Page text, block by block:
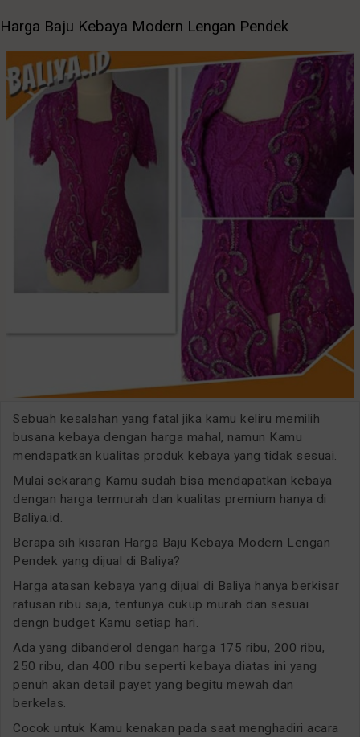
Harga Baju Kebaya Modern Lengan Pendek
Sebuah kesalahan yang fatal jika kamu keliru memilih
busana kebaya dengan harga mahal, namun Kamu
mendapatkan kualitas produk kebaya yang tidak sesuai.
Mulai sekarang Kamu sudah bisa mendapatkan kebaya
dengan harga termurah dan kualitas premium hanya di
Baliya.id.
Berapa sih kisaran Harga Baju Kebaya Modern Lengan
Pendek yang dijual di Baliya?
Harga atasan kebaya yang dijual di Baliya hanya berkisar
ratusan ribu saja, tentunya cukup murah dan sesuai
dengn budget Kamu setiap hari.
Ada yang dibanderol dengan harga 175 ribu, 200 ribu,
250 ribu, dan 400 ribu seperti kebaya diatas ini yang
penuh akan detail payet yang begitu mewah dan
berkelas.
Cocok untuk Kamu kenakan pada saat menghadiri acara